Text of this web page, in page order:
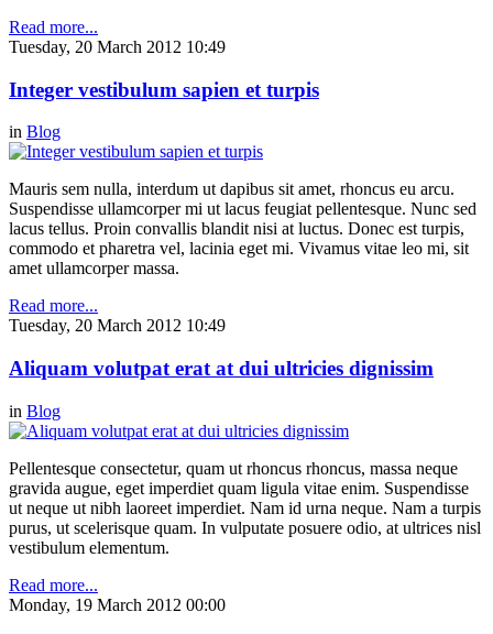
Read more...
Tuesday, 20 March 2012 10:49
Integer vestibulum sapien et turpis
in Blog
Mauris sem nulla, interdum ut dapibus sit amet, rhoncus eu arcu.
Suspendisse ullamcorper mi ut lacus feugiat pellentesque. Nunc sed
lacus tellus. Proin convallis blandit nisi at luctus. Donec est turpis,
commodo et pharetra vel, lacinia eget mi. Vivamus vitae leo mi, sit
amet ullamcorper massa.
Read more...
Tuesday, 20 March 2012 10:49
Aliquam volutpat erat at dui ultricies dignissim
in Blog
Pellentesque consectetur, quam ut rhoncus rhoncus, massa neque
gravida augue, eget imperdiet quam ligula vitae enim. Suspendisse
ut neque ut nibh laoreet imperdiet. Nam id urna neque. Nam a turpis
purus, ut scelerisque quam. In vulputate posuere odio, at ultrices nisl
vestibulum elementum.
Read more...
Monday, 19 March 2012 00:00